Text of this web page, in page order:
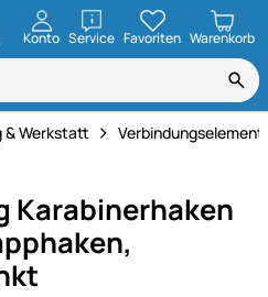
Konto ServiceöffnenFavoriten Warenkorb
& Werkstatt
Karabinerhaken